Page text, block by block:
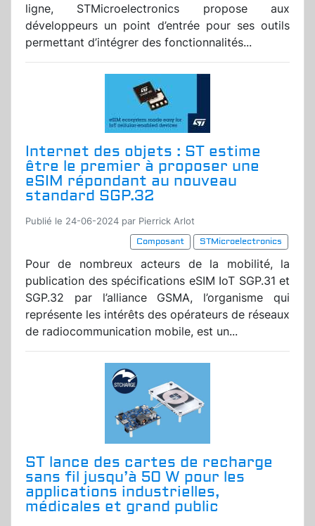
ligne, STMicroelectronics propose aux
développeurs un point d’entrée pour ses outils
permettant d’intégrer des fonctionnalités...
Internet des objets : ST estime
être le premier à proposer une
eSIM répondant au nouveau
standard SGP.32
Publié le 24-06-2024 par Pierrick Arlot
Composant
STMicroelectronics
Pour de nombreux acteurs de la mobilité, la
publication des spécifications eSIM IoT SGP.31 et
SGP.32 par l’alliance GSMA, l’organisme qui
représente les intérêts des opérateurs de réseaux
de radiocommunication mobile, est un...
ST lance des cartes de recharge
sans fil jusqu’à 50 W pour les
applications industrielles,
médicales et grand public